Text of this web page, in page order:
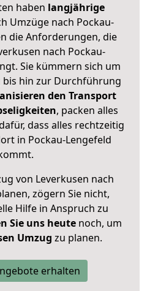
haben langjährige
Umzüge nach Pockau-
die Anforderungen, die
nach Pockau-
Sie kümmern sich um
bis hin zur Durchführung
den Transport
, packen alles
dass alles rechtzeitig
in Pockau-Lengefeld
von Leverkusen nach
zögern Sie nicht,
Hilfe in Anspruch zu
Sie uns heutenoch, um
Umzug zu planen.
erhalten